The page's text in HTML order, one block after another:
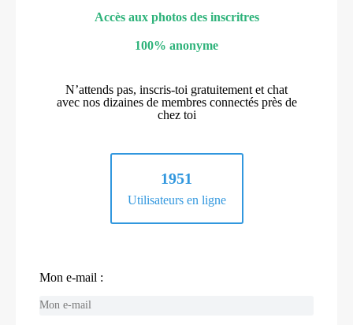
Accès aux photos des inscritres
100% anonyme
N’attends pas, inscris-toi gratuitement et chat
avec nos dizaines de membres connectés près de
chez toi
1951
Utilisateurs en ligne
Mon e-mail :